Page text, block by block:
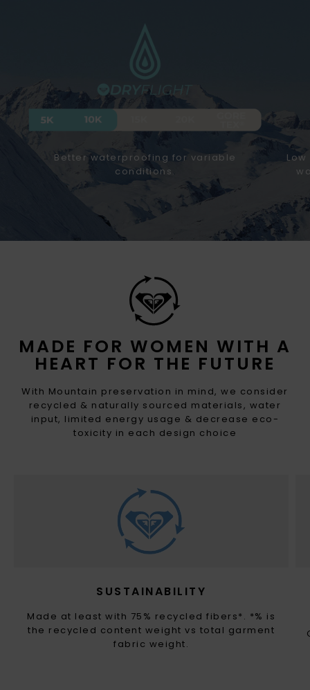
MADE FOR WOMEN WITH A
HEART FOR THE FUTURE
With Mountain preservation in mind, we consider
recycled & naturally sourced materials, water
input, limited energy usage & decrease eco-
toxicity in each design choice
SUSTAINABILITY
Made at least with 75% recycled fibers*. *% is
the recycled content weight vs total garment
fabric weight.
Better waterproofing for variable
conditions.